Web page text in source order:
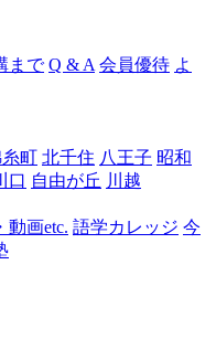
まで Q & A 会員優待 よ
町 北千住 八王子 昭和
口 自由が丘 川越
動画etc. 語学カレッジ 今